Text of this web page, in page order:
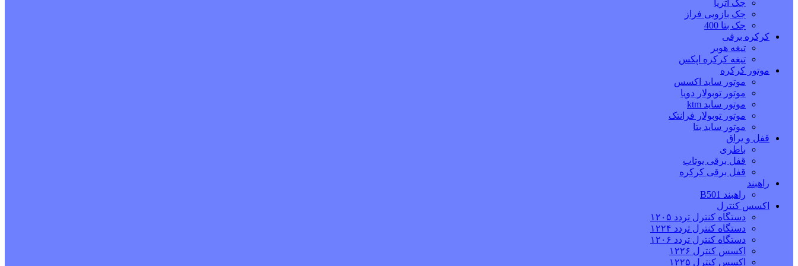
جک آتریا
جک بازویی فراز
جک بتا 400
کرکره برقی
تیغه هوبر
تیغه کرکره اپکس
موتور کرکره
موتور ساید اکسس
موتور توبولار دویا
موتور ساید ktm
موتور توبولار فرانتک
موتور ساید بتا
قفل و یراق
باطری
قفل برقی یوتاب
قفل برقی کرکره
راهبند
راهبند B501
اکسس کنترل
دستگاه کنترل تردد ۱۲۰۵
دستگاه کنترل تردد ۱۲۲۴
دستگاه کنترل تردد ۱۲۰۶
اکسس کنترل ۱۲۲۶
اکسس کنترل ۱۲۲۵